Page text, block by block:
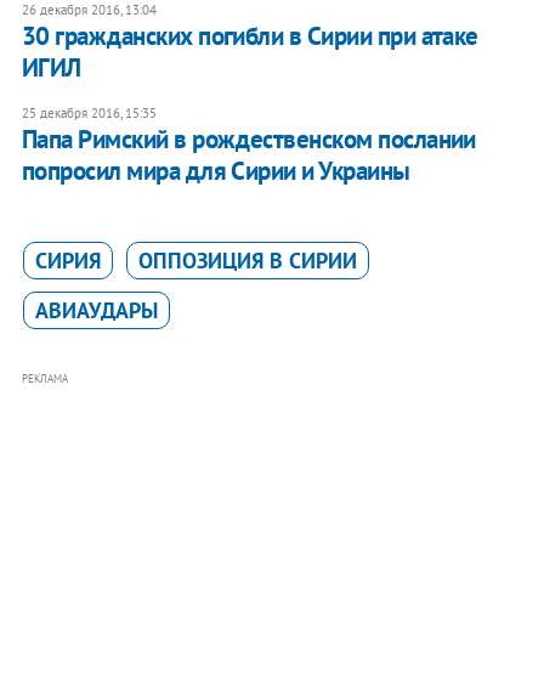
26 декабря 2016, 13:04
30 гражданских погибли в Сирии при атаке
ИГИЛ
25 декабря 2016, 15:35
Папа Римский в рождественском послании
попросил мира для Сирии и Украины
СИРИЯ
ОППОЗИЦИЯ В СИРИИ
АВИАУДАРЫ
РЕКЛАМА